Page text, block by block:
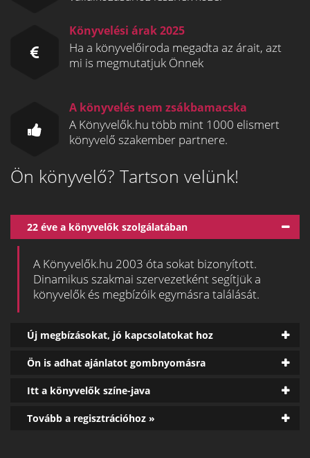
Könyvelési árak 2025
Ha a könyvelőiroda megadta az árait, azt
mi is megmutatjuk Önnek
A könyvelés nem zsákbamacska
A Könyvelők.hu több mint 1000 elismert
könyvelő szakember partnere.
Ön könyvelő? Tartson velünk!
22 éve a könyvelők szolgálatában
A Könyvelők.hu 2003 óta sokat bizonyított.
Dinamikus szakmai szervezetként segítjük a
könyvelők és megbízóik egymásra találását.
Új megbízásokat, jó kapcsolatokat hoz
Ön is adhat ajánlatot gombnyomásra
Itt a könyvelők színe-java
Tovább a regisztrációhoz »